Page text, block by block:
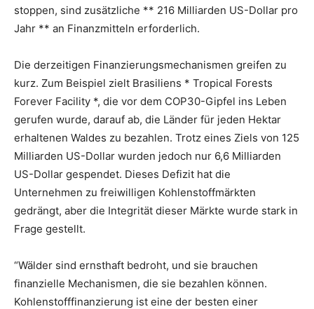
stoppen, sind zusätzliche ** 216 Milliarden US-Dollar pro
Jahr ** an Finanzmitteln erforderlich.
Die derzeitigen Finanzierungsmechanismen greifen zu
kurz. Zum Beispiel zielt Brasiliens * Tropical Forests
Forever Facility *, die vor dem COP30-Gipfel ins Leben
gerufen wurde, darauf ab, die Länder für jeden Hektar
erhaltenen Waldes zu bezahlen. Trotz eines Ziels von 125
Milliarden US-Dollar wurden jedoch nur 6,6 Milliarden
US-Dollar gespendet. Dieses Defizit hat die
Unternehmen zu freiwilligen Kohlenstoffmärkten
gedrängt, aber die Integrität dieser Märkte wurde stark in
Frage gestellt.
“Wälder sind ernsthaft bedroht, und sie brauchen
finanzielle Mechanismen, die sie bezahlen können.
Kohlenstofffinanzierung ist eine der besten einer